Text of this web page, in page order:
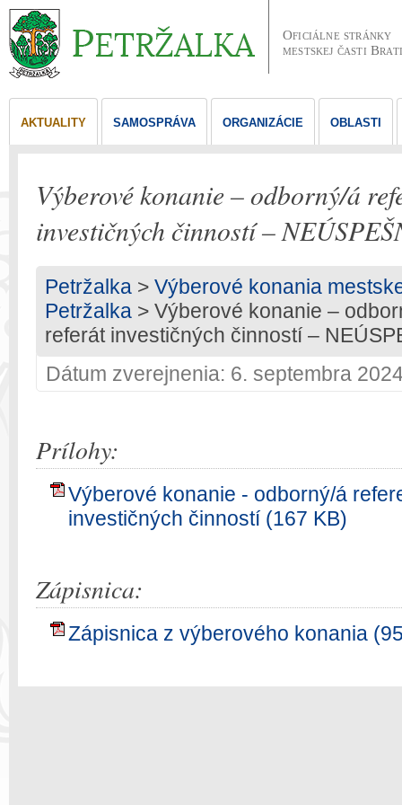
Oficiálne stránky
mestskej časti
AKTUALITY SAMOSPRÁVA ORGANIZÁCIE OBLASTI
Výberové konanie – odborný/á
investičných činností –
Petržalka > Výberové konania
Petržalka > Výberové konanie –
referát investičných činností –
Dátum zverejnenia: 6. septembra
Prílohy:
Výberové konanie - odborný/á
investičných činností (167 KB)
Zápisnica:
Zápisnica z výberového konania